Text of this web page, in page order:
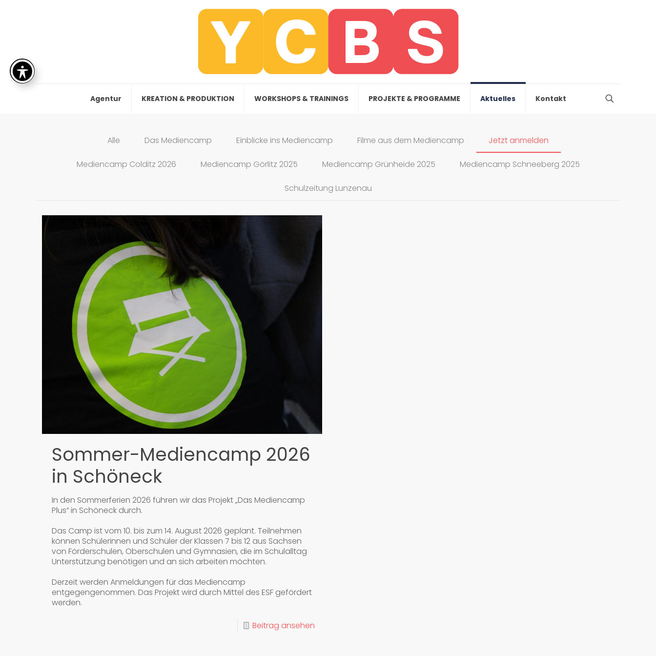
Agentur KREATION & PRODUKTION WORKSHOPS & TRAININGS PROJEKTE & PROGRAMME Aktuelles Kontakt
Alle Das Mediencamp Einblicke ins Mediencamp Filme aus dem Mediencamp Jetzt anmelden
Mediencamp Colditz 2026 Mediencamp Görlitz 2025 Mediencamp Grünheide 2025 Mediencamp Schneeberg 2025
Schulzeitung Lunzenau
Sommer-Mediencamp 2026
in Schöneck
In den Sommerferien 2026 führen wir das Projekt „Das Mediencamp
Plus“ in Schöneck durch.
Das Camp ist vom 10. bis zum 14. August 2026 geplant. Teilnehmen
können Schülerinnen und Schüler der Klassen 7 bis 12 aus Sachsen
von Förderschulen, Oberschulen und Gymnasien, die im Schulalltag
Unterstützung benötigen und an sich arbeiten möchten.
Derzeit werden Anmeldungen für das Mediencamp
entgegengenommen. Das Projekt wird durch Mittel des ESF gefördert
werden.
Beitrag ansehen